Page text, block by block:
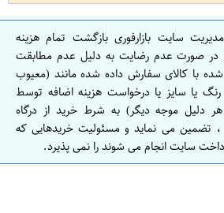
سایت بازارفوری بازگشت تمام هزینه
در صورت عدم رضایت به دلیل عدم مطابقت
شده با کالای سفارش داده شده مانند (معیوب
یا سایز یا درخواست هزینه اضافه توسط
دلیل موجه دیگر) به شرط خرید از درگاه
تضمین می نماید و مسئولیت خریدهایی که
سایت انجام می شوند را نمی پذیرد.